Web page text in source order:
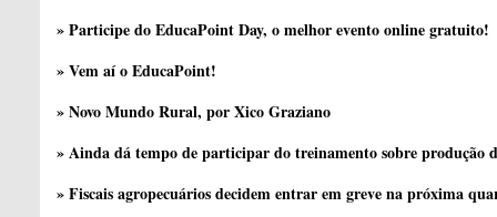
» Participe do EducaPoint Day, o melhor evento online gratuito!
» Vem aí o EducaPoint!
» Novo Mundo Rural, por Xico Graziano
» Ainda dá tempo de participar do treinamento sobre produção
» Fiscais agropecuários decidem entrar em greve na próxima